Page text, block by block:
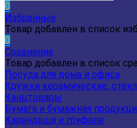
0
Избранные
Товар добавлен в список
0
Сравнение
Товар добавлен в список
Посуда для дома и офиса
Кружки керамические,
Канцтовары
Бумага и бумажная
Карандаши и грифели